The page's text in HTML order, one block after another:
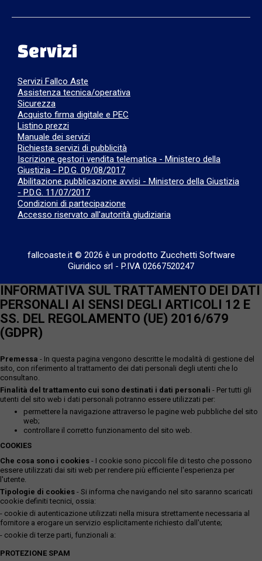
Servizi
Servizi Fallco Aste
Assistenza tecnica/operativa
Sicurezza
Acquisto firma digitale e PEC
Listino prezzi
Manuale dei servizi
Richiesta servizi di pubblicità
Iscrizione gestori vendita telematica - Ministero della
Giustizia - P.D.G. 09/08/2017
Abilitazione pubblicazione avvisi - Ministero della Giustizia
- P.D.G. 11/07/2017
Condizioni di partecipazione
Accesso riservato all'autorità giudiziaria
fallcoaste.it © 2026 è un prodotto Zucchetti Software
Giuridico srl - P.IVA 02667520247
INFORMATIVA SUL TRATTAMENTO DEI DATI
PERSONALI AI SENSI DEGLI ARTICOLI 12 E
SS. DEL REGOLAMENTO (UE) 2016/679
(GDPR)
Premessa - In questa pagina vengono descritte le modalità di gestione del
sito, con riferimento al trattamento dei dati personali degli utenti che lo
consultano.
Finalità del trattamento cui sono destinati i dati personali - Per tutti gli
utenti del sito web i dati personali potranno essere utilizzati per:
permettere la navigazione attraverso le pagine web pubbliche del sito
web;
controllare il corretto funzionamento del sito web.
COOKIES
Che cosa sono i cookies - I cookie sono piccoli file di testo che possono
essere utilizzati dai siti web per rendere più efficiente l'esperienza per
l'utente.
Tipologie di cookies - Si informa che navigando nel sito saranno scaricati
cookie definiti tecnici, ossia:
- cookie di autenticazione utilizzati nella misura strettamente necessaria al
fornitore a erogare un servizio esplicitamente richiesto dall'utente;
- cookie di terze parti, funzionali a:
PROTEZIONE SPAM